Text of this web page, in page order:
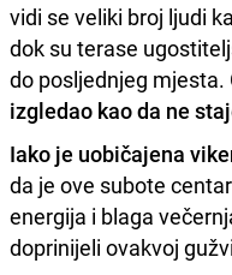
vidi se veliki broj ljudi
dok su terase
do posljednjeg mjesta.
izgledao kao da ne
Iako je uobičajena
da je ove subote
energija i blaga
doprinijeli ovakvoj